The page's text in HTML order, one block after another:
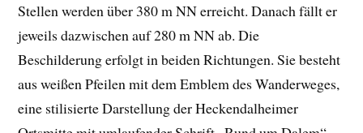
Stellen werden über 380 m NN erreicht. Danach fällt er
jeweils dazwischen auf 280 m NN ab. Die
Beschilderung erfolgt in beiden Richtungen. Sie besteht
aus weißen Pfeilen mit dem Emblem des Wanderweges,
eine stilisierte Darstellung der Heckendalheimer